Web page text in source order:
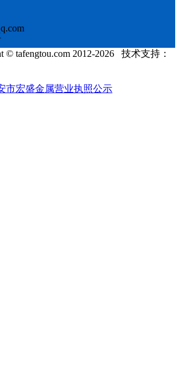
© tafengtou.com 2012-2026 技术支持：